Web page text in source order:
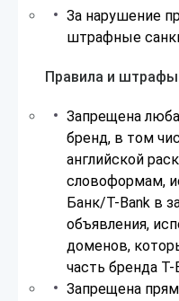
За нарушение
штрафные
Правила и
Запрещена
бренд, в том
английской
словоформам,
Банк/T-Bank в
объявления,
доменов,
часть бренда
Запрещена